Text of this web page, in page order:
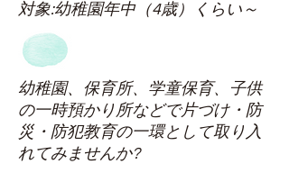
対象:幼稚園年中（4歳）くらい～
幼稚園、保育所、学童保育、子供
の一時預かり所などで片づけ・防
災・防犯教育の一環として取り入
れてみませんか?